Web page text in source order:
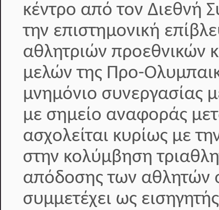
κέντρο από τον Διεθνή
την επιστημονική
αθλητριών προεθνικών
μελών της Προ-
μνημόνιο συνεργασίας
με σημείο αναφοράς
ασχολείται κυρίως με
στην κολύμβηση
απόδοσης των αθλητών
συμμετέχει ως